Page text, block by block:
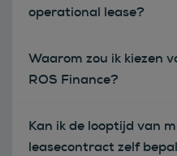
operational lease?
Waarom zou ik kiezen
ROS Finance?
Kan ik de looptijd van
leasecontract zelf